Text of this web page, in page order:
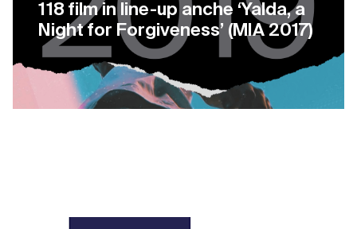
118 film in line-up anche ‘Yalda, a
Night for Forgiveness’ (MIA 2017)